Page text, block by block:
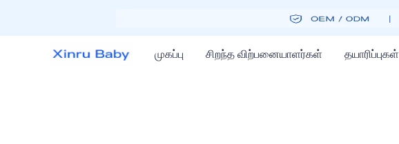
முகப்பு சிறந்த விற்பனையாளர்கள் தயாரிப்புகள்